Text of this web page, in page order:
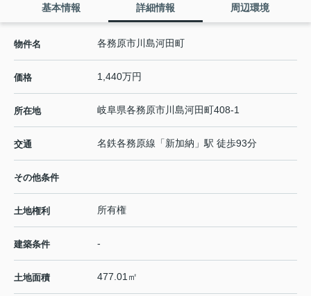
基本情報 詳細情報 周辺環境
物件名 各務原市川島河田町
価格 1,440万円
所在地 岐阜県各務原市川島河田町408-1
交通 名鉄各務原線 「新加納 」駅 徒歩93分
その他条件
土地権利 所有権
建築条件 -
土地面積 477.01㎡